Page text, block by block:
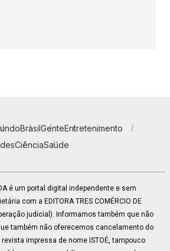
BrasilGenteEntretenimento
CiênciaSaúde
é um portal digital independente e sem
com a EDITORA TRES COMÉRCIO DE
judicial). Informamos também que não
também não oferecemos cancelamento do
impressa de nome ISTOÉ, tampouco